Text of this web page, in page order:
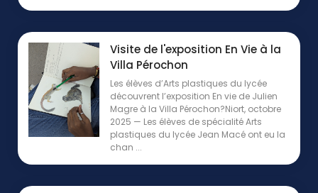
Visite de l'exposition En Vie à la
Villa Pérochon
Les élèves d’Arts plastiques du lycée
découvrent l’exposition En vie de Julien
Magre à la Villa Pérochon?Niort, octobre
2025 — Les élèves de spécialité Arts
plastiques du lycée Jean Macé ont eu la
chan ...